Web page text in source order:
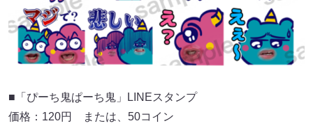
■「ぴーち鬼ぱーち鬼」LINEスタンプ
価格：120円 または、50コイン